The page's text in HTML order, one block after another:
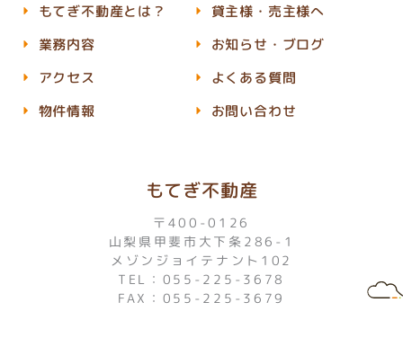
もてぎ不動産
〒400-0126
山梨県甲斐市大下条286-1
メゾンジョイテナント102
TEL：055-225-3678
FAX：055-225-3679
もてぎ不動産とは？
業務内容
アクセス
物件情報
貸主様・売主様へ
お知らせ・ブログ
よくある質問
お問い合わせ